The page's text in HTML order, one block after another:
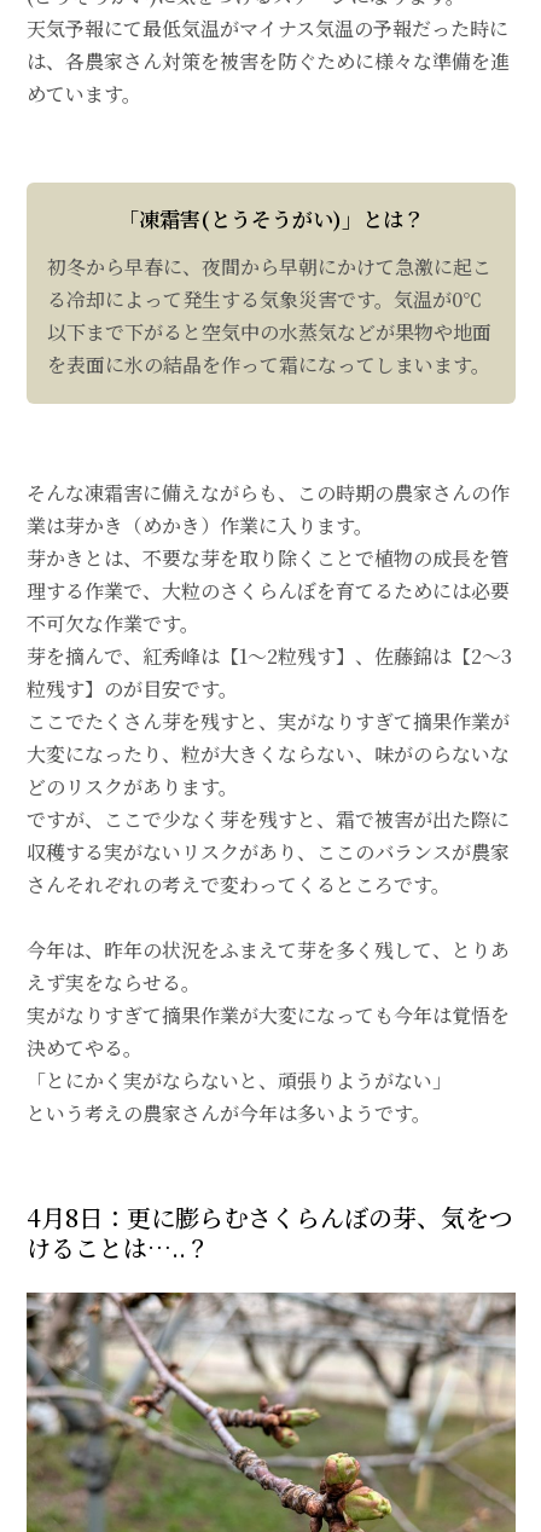
天気予報にて最低気温がマイナス気温の予報だった時に
は、各農家さん対策を被害を防ぐために様々な準備を進
めています。
「凍霜害(とうそうがい)」とは？
初冬から早春に、夜間から早朝にかけて急激に起こ
る冷却によって発生する気象災害です。気温が0℃
以下まで下がると空気中の水蒸気などが果物や地面
を表面に氷の結晶を作って霜になってしまいます。
そんな凍霜害に備えながらも、この時期の農家さんの作
業は芽かき（めかき）作業に入ります。
芽かきとは、不要な芽を取り除くことで植物の成長を管
理する作業で、大粒のさくらんぼを育てるためには必要
不可欠な作業です。
芽を摘んで、紅秀峰は【1～2粒残す】、佐藤錦は【2～3
粒残す】のが目安です。
ここでたくさん芽を残すと、実がなりすぎて摘果作業が
大変になったり、粒が大きくならない、味がのらないな
どのリスクがあります。
ですが、ここで少なく芽を残すと、霜で被害が出た際に
収穫する実がないリスクがあり、ここのバランスが農家
さんそれぞれの考えで変わってくるところです。
今年は、昨年の状況をふまえて芽を多く残して、とりあ
えず実をならせる。
実がなりすぎて摘果作業が大変になっても今年は覚悟を
決めてやる。
「とにかく実がならないと、頑張りようがない」
という考えの農家さんが今年は多いようです。
4月8日：更に膨らむさくらんぼの芽、気をつ
けることは…..？